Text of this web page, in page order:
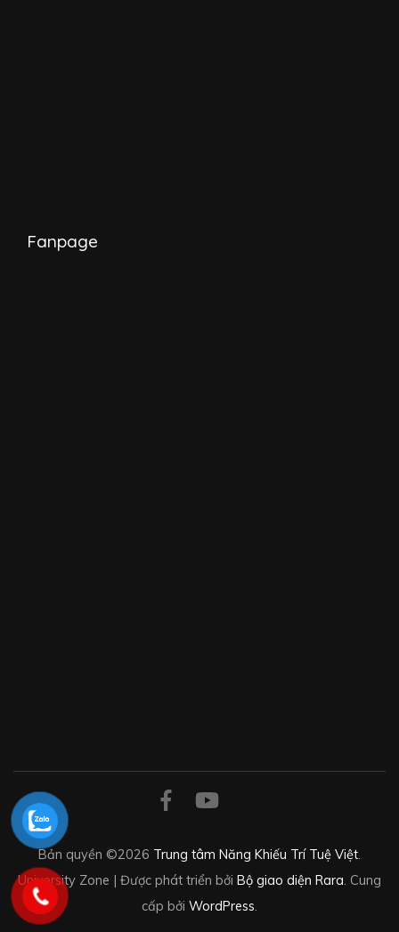
Fanpage
Bản quyền ©2026 Trung tâm Năng Khiếu Trí Tuệ Việt
University Zone | Được phát triển bởi Bộ giao diện Rara . Cung
cấp bởi WordPress